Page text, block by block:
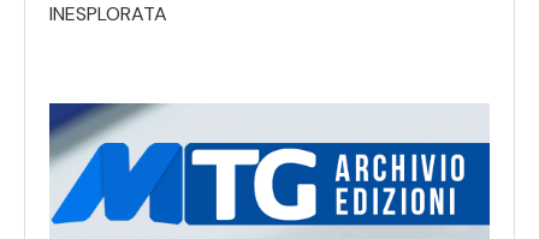
INESPLORATA